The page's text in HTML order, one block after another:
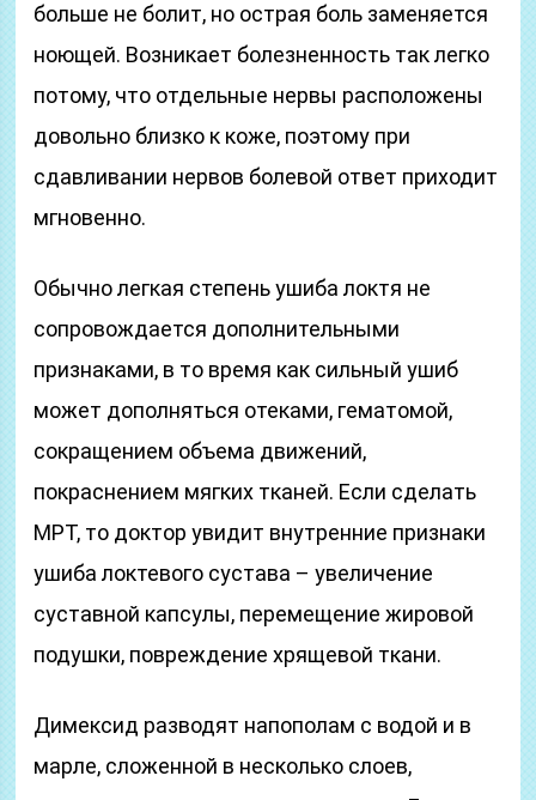
больше не болит, но острая боль заменяется
ноющей. Возникает болезненность так легко
потому, что отдельные нервы расположены
довольно близко к коже, поэтому при
сдавливании нервов болевой ответ приходит
мгновенно.
Обычно легкая степень ушиба локтя не
сопровождается дополнительными
признаками, в то время как сильный ушиб
может дополняться отеками, гематомой,
сокращением объема движений,
покраснением мягких тканей. Если сделать
МРТ, то доктор увидит внутренние признаки
ушиба локтевого сустава – увеличение
суставной капсулы, перемещение жировой
подушки, повреждение хрящевой ткани.
Димексид разводят напополам с водой и в
марле, сложенной в несколько слоев,